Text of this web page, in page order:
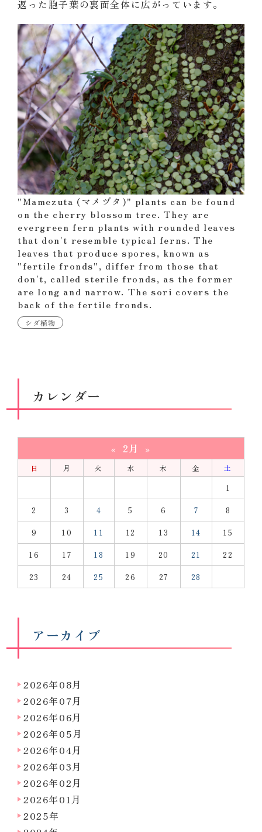
返った胞子葉の裏面全体に広がっています。
"Mamezuta (マメヅタ)" plants can be found
on the cherry blossom tree. They are
evergreen fern plants with rounded leaves
that don't resemble typical ferns. The
leaves that produce spores, known as
"fertile fronds", differ from those that
don't, called sterile fronds, as the former
are long and narrow. The sori covers the
back of the fertile fronds.
シダ植物
カレンダー
« 2月 »
日 月 火 水 木 金
土
1
2 3 4 5 6 7 8
9 10 11 12 13 14 15
16 17 18 19 20 21 22
23 24 25 26 27 28
アーカイブ
2026年08月
2026年07月
2026年06月
2026年05月
2026年04月
2026年03月
2026年02月
2026年01月
2025年